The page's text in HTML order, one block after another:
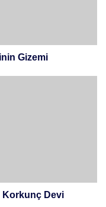
Gizemi
Korkunç Devi